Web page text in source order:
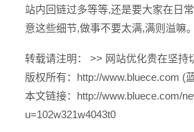
站内回链过多等等,还是要大家在日
意这些细节,做事不要太满,满则溢嘛。
转载请注明： >> 网站优化贵在坚持
版权所有： http://www.bluece.com (
本文链接： http://www.bluece.com/
u=102w321w4043t0